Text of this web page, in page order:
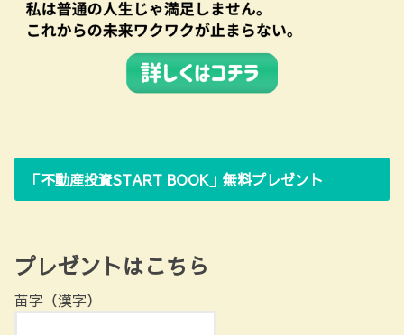
「不動産投資START BOOK」無料プレゼント
プレゼントはこちら
苗字（漢字）